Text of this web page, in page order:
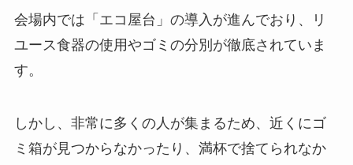
会場内では「エコ屋台」の導入が進んでおり、リ
ユース食器の使用やゴミの分別が徹底されていま
す。
しかし、非常に多くの人が集まるため、近くにゴ
ミ箱が見つからなかったり、満杯で捨てられなか